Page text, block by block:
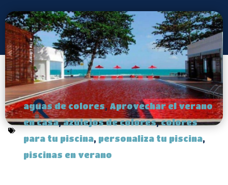
aguas de colores,Aprovechar el verano
en casa,azulejos de colores,colores
para tu piscina, personaliza tu piscina,
piscinas en verano